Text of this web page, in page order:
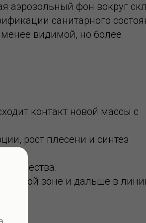
аэрозольный фон вокруг
санитарного
видимой, но более
контакт новой массы с
рост плесени и синтез
качества.
зоне и дальше в